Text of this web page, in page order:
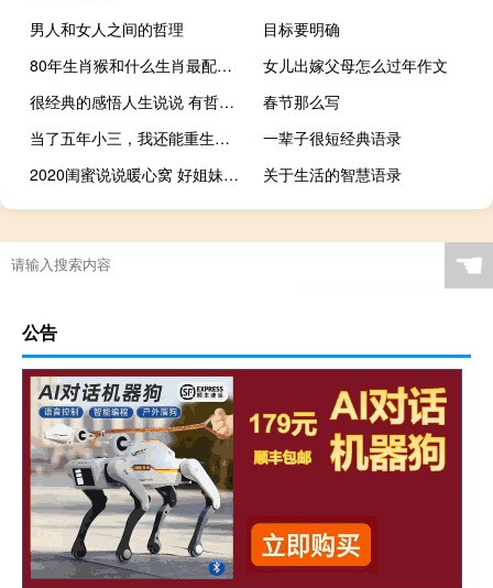
男人和女人之间的哲理
目标要明确
80年生肖猴和什么生肖最配（猴和什么生肖最配）
女儿出嫁父母怎么过年作文
很经典的感悟人生说说 有哲理和道理的经典说说触人心弦
春节那么写
当了五年小三，我还能重生吗？
一辈子很短经典语录
2020闺蜜说说暖心窝 好姐妹一起发圈的句子
关于生活的智慧语录
☚
公告